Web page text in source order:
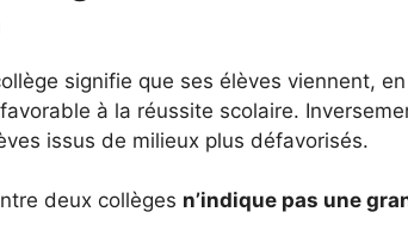
signifie que ses élèves viennent,
à la réussite scolaire.
issus de milieux plus défavorisés.
deux collèges n’indique pas une